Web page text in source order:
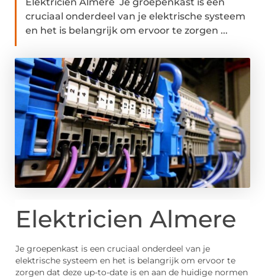
cruciaal onderdeel van je elektrische systeem
en het is belangrijk om ervoor te zorgen ...
Elektricien Almere
Je groepenkast is een cruciaal onderdeel van je
elektrische systeem en het is belangrijk om ervoor te
zorgen dat deze up-to-date is en aan de huidige normen